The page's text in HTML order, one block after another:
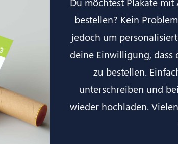
Nicht vorrätigbestellen? Kein
jedoch um
deine Einwilligung, dass
zu bestellen.
unterschreiben und
wieder hochladen.